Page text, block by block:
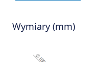
Wymiary (mm)